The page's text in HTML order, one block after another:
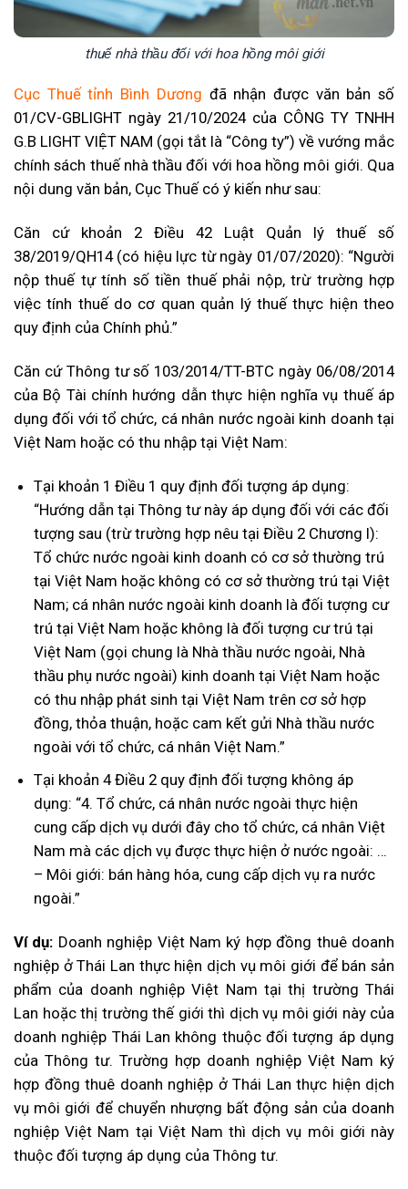
thuế nhà thầu đối với hoa hồng môi giới
Cục Thuế tỉnh Bình Dương đã nhận được văn bản số
01/CV-GBLIGHT ngày 21/10/2024 của CÔNG TY TNHH
G.B LIGHT VIỆT NAM (gọi tắt là “Công ty”) về vướng mắc
chính sách thuế nhà thầu đối với hoa hồng môi giới. Qua
nội dung văn bản, Cục Thuế có ý kiến như sau:
Căn cứ khoản 2 Điều 42 Luật Quản lý thuế số
38/2019/QH14 (có hiệu lực từ ngày 01/07/2020): “Người
nộp thuế tự tính số tiền thuế phải nộp, trừ trường hợp
việc tính thuế do cơ quan quản lý thuế thực hiện theo
quy định của Chính phủ.”
Căn cứ Thông tư số 103/2014/TT-BTC ngày 06/08/2014
của Bộ Tài chính hướng dẫn thực hiện nghĩa vụ thuế áp
dụng đối với tổ chức, cá nhân nước ngoài kinh doanh tại
Việt Nam hoặc có thu nhập tại Việt Nam:
Tại khoản 1 Điều 1 quy định đối tượng áp dụng:
“Hướng dẫn tại Thông tư này áp dụng đối với các đối
tượng sau (trừ trường hợp nêu tại Điều 2 Chương I):
Tổ chức nước ngoài kinh doanh có cơ sở thường trú
tại Việt Nam hoặc không có cơ sở thường trú tại Việt
Nam; cá nhân nước ngoài kinh doanh là đối tượng cư
trú tại Việt Nam hoặc không là đối tượng cư trú tại
Việt Nam (gọi chung là Nhà thầu nước ngoài, Nhà
thầu phụ nước ngoài) kinh doanh tại Việt Nam hoặc
có thu nhập phát sinh tại Việt Nam trên cơ sở hợp
đồng, thỏa thuận, hoặc cam kết gửi Nhà thầu nước
ngoài với tổ chức, cá nhân Việt Nam.”
Tại khoản 4 Điều 2 quy định đối tượng không áp
dụng: “4. Tổ chức, cá nhân nước ngoài thực hiện
cung cấp dịch vụ dưới đây cho tổ chức, cá nhân Việt
Nam mà các dịch vụ được thực hiện ở nước ngoài: …
– Môi giới: bán hàng hóa, cung cấp dịch vụ ra nước
ngoài.”
Ví dụ: Doanh nghiệp Việt Nam ký hợp đồng thuê doanh
nghiệp ở Thái Lan thực hiện dịch vụ môi giới để bán sản
phẩm của doanh nghiệp Việt Nam tại thị trường Thái
Lan hoặc thị trường thế giới thì dịch vụ môi giới này của
doanh nghiệp Thái Lan không thuộc đối tượng áp dụng
của Thông tư. Trường hợp doanh nghiệp Việt Nam ký
hợp đồng thuê doanh nghiệp ở Thái Lan thực hiện dịch
vụ môi giới để chuyển nhượng bất động sản của doanh
nghiệp Việt Nam tại Việt Nam thì dịch vụ môi giới này
thuộc đối tượng áp dụng của Thông tư.